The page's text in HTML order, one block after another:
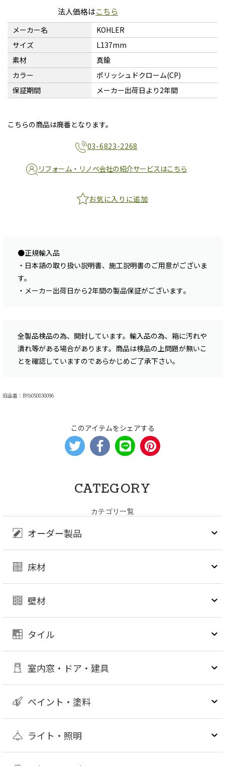
法人価格はこちら
メーカー名
KOHLER
サイズ
L137mm
素材
真鍮
カラー
ポリッシュドクローム(CP)
保証期間
メーカー出荷日より2年間
こちらの商品は廃番となります。
03-6823-2268
リフォーム・リノベ会社の紹介サービスはこちら
お気に入りに追加
●正規輸入品
・日本語の取り扱い説明書、施工説明書のご用意がございま
す。
・メーカー出荷日から2年間の製品保証がございます｡
全製品検品の為、開封しています。輸入品の為、箱に汚れや
潰れ等がある場合があります。商品は検品の上問題が無いこ
とを確認していますのであらかじめご了承下さい。
旧品番：BYb050030096
このアイテムをシェアする
CATEGORY
カテゴリ一覧
オーダー製品
床材
壁材
タイル
室内窓・ドア・建具
ペイント・塗料
ライト・照明